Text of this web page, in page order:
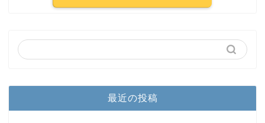
最近の投稿